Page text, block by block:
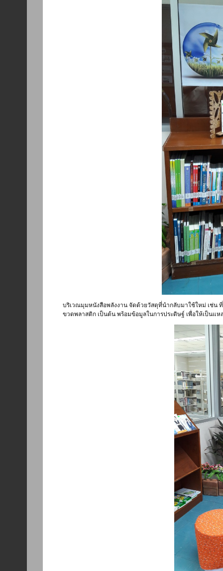
บริเวณมุมหนังสือพลังงาน จัดด้วยวัสดุที่นำกลับมาใช้ใหม่ เช่น
ขวดพลาสติก เป็นต้น พร้อมข้อมูลในการประดิษฐ์ เพื่อให้เป็นแห